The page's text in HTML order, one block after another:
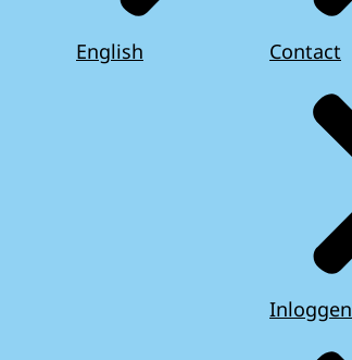
English Contact
Inloggen